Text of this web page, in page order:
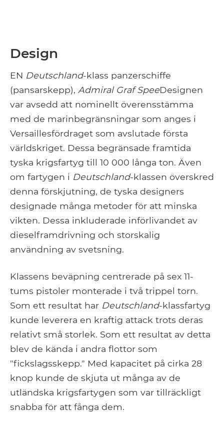
Design
EN Deutschland-klass panzerschiffe
(pansarskepp), Admiral Graf SpeeDesignen
var avsedd att nominellt överensstämma
med de marinbegränsningar som anges i
Versaillesfördraget som avslutade första
världskriget. Dessa begränsade framtida
tyska krigsfartyg till 10 000 långa ton. Även
om fartygen i Deutschland-klassen överskred
denna förskjutning, de tyska designers
designade många metoder för att minska
vikten. Dessa inkluderade införlivandet av
dieselframdrivning och storskalig
användning av svetsning.
Klassens beväpning centrerade på sex 11-
tums pistoler monterade i två trippel torn.
Som ett resultat har Deutschland-klassfartyg
kunde leverera en kraftig attack trots deras
relativt små storlek. Som ett resultat av detta
blev de kända i andra flottor som
"fickslagsskepp." Med kapacitet på cirka 28
knop kunde de skjuta ut många av de
utländska krigsfartygen som var tillräckligt
snabba för att fånga dem.